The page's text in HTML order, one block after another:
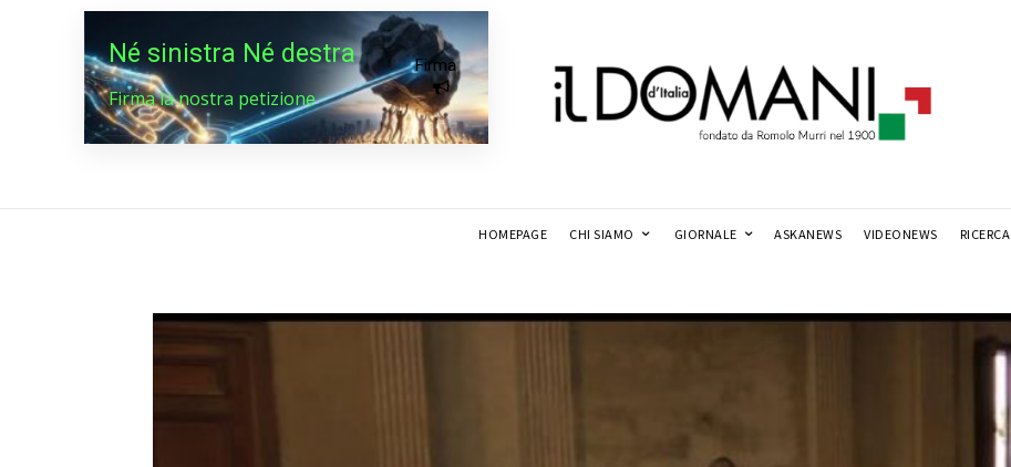
Né sinistra Né destra
Firma la nostra petizione
Firma
HOMEPAGE CHI SIAMO GIORNALE ASKANEWS VIDEONEWS RICERCA